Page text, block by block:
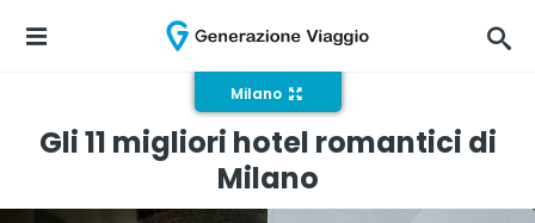
Milano
Gli 11 migliori hotel romantici di
Milano